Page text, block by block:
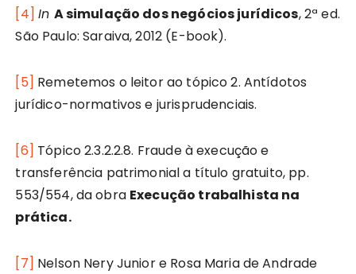
[4] In A simulação dos negócios jurídicos, 2ª ed.
São Paulo: Saraiva, 2012 (E-book).
[5] Remetemos o leitor ao tópico 2. Antídotos
jurídico-normativos e jurisprudenciais.
[6] Tópico 2.3.2.2.8. Fraude à execução e
transferência patrimonial a título gratuito, pp.
553/554, da obra Execução trabalhista na
prática.
[7] Nelson Nery Junior e Rosa Maria de Andrade